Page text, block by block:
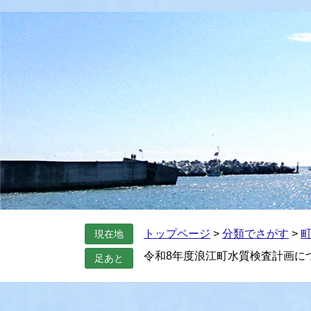
現在地 トップページ > 分類でさがす >
足あと 令和8年度浪江町水質検査計画に